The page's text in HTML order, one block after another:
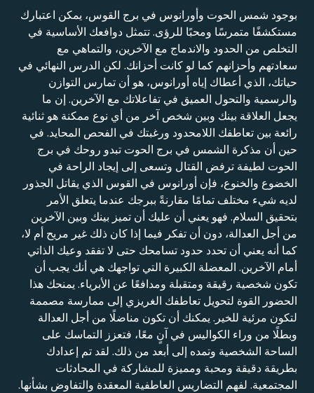
بوجود شمس الحوت وأورانوس في برج القوس، يمكن اعتبارك
مستكشفًا متمرسًا ومحبًا للرؤى. تتمثل دوافعك الأساسية في
التخلص من الحدود والاندماج مع الآخرين، والتماهي مع
سعادتهم وأحزانهم كما لو كانت أحزانك. لكن الدرس النهائي في
حياتك، الذي أعطاك إياه أورانوس، هو أن تمارس التوازن
والرسمية والتحول العميق في تفاعلاتك مع الآخرين. إن ما
يجعل العلاقة بينك وبين شخص آخر من أي نوع ممكنة هو ثنائية
رائعة بين تعاطفك اللامحدود ورغبتك في الفحص المحايد. في
حين أن مذكرة الشمس في برج الحوت تبدو روحك في برج
الحوت لطيفة ترفض القتال وتسعى إلى إيجاد الراحة في
الخضوع والخنوع، فإن أورانوس في القوس الذي يقاتل الجذور
لديه شيء مختلف تمامًا مقارنةً ببرجك عندما يتعلق الأمر
بتحقيق السلام. فهو يعني أن عليك أن تميز بينك وبين الآخرين
من أجل العدالة، دون أن تفكر فيما إذا كان ذلك غير مريح أم لا،
كما أنه يعني أن تحدد حدود تسامحك حتى لا تفقد وعيك الذاتي
أمام الآخرين. المعضلة الكبيرة التي تواجهك هي أنك يجب أن
تكون شخصية رقيقة ومتقبلة ومدافعًا عن الأبرياء. يمنحك هذا
الحضور القوة لتحويل تعاطفك الغريزي إلى ممارسة مصممة
لتكون مرئية للخير. يمكنك أن تكون مناضلًا من أجل العدالة
وبطلًا من وراء الكواليس في آنٍ معًا، فتعزز التماسك على
الساحة الشخصية وتمده إلى أبعد من ذلك. لقد تم إعدادك
بطريقة دقيقة ومحبة ومميزة للمشاركة في المحادثات
المجتمعية. لفهم التضاريس العاطفية المعقدة والتفاوض بشأنها.